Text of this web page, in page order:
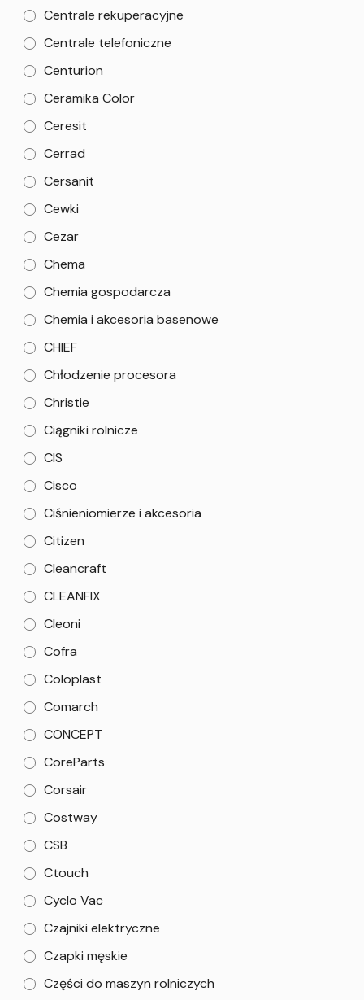
Centrale rekuperacyjne
Centrale telefoniczne
Centurion
Ceramika Color
Ceresit
Cerrad
Cersanit
Cewki
Cezar
Chema
Chemia gospodarcza
Chemia i akcesoria basenowe
CHIEF
Chłodzenie procesora
Christie
Ciągniki rolnicze
CIS
Cisco
Ciśnieniomierze i akcesoria
Citizen
Cleancraft
CLEANFIX
Cleoni
Cofra
Coloplast
Comarch
CONCEPT
CoreParts
Corsair
Costway
CSB
Ctouch
Cyclo Vac
Czajniki elektryczne
Czapki męskie
Części do maszyn rolniczych